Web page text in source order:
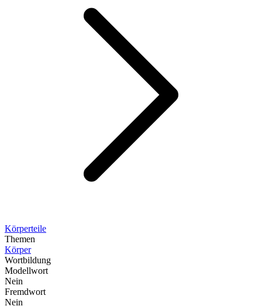
Körperteile
Themen
Körper
Wortbildung
Modellwort
Nein
Fremdwort
Nein